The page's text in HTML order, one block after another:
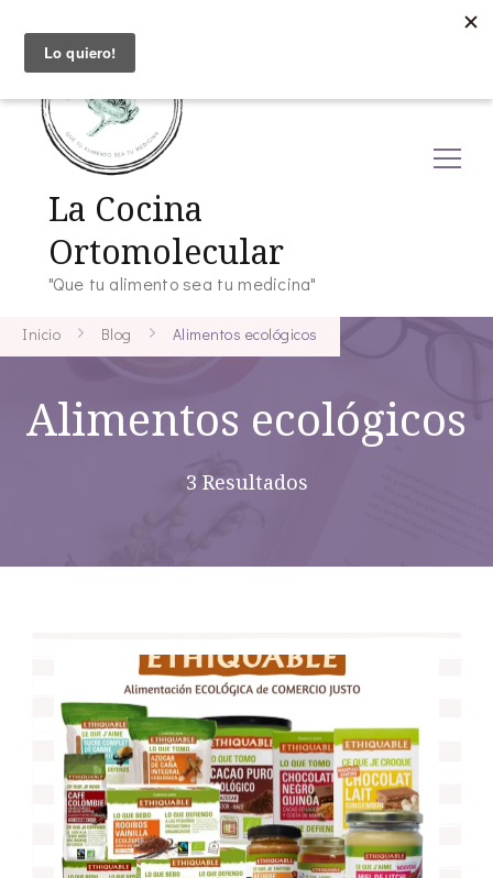
La Cocina
Ortomolecular
"Que tu alimento sea tu medicina"
Inicio Blog Alimentos ecológicos
Alimentos ecológicos
3 Resultados